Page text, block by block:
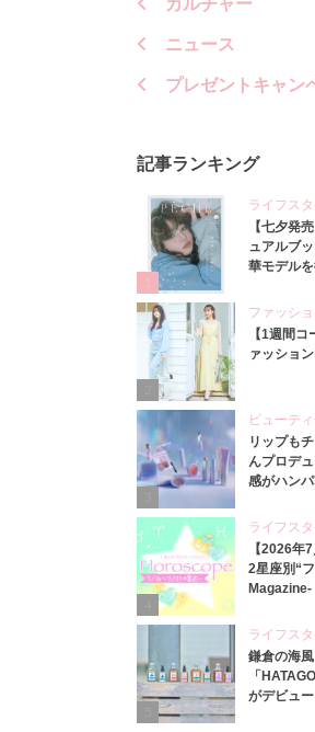
カルチャー
ニュース
プレゼントキャン
記事ランキング
ライフス
【七夕発
ュアルブ
華モデル
ファッシ
【1週間
ァッショ
3
ビューテ
リップも
んプロデ
感がハンパ
4
ライフス
【2026年
2星座別“
Magazine-
ライフス
鎌倉の海
「
がデビュー